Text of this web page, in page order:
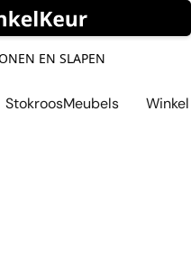
EN SLAPEN
StokroosMeubels